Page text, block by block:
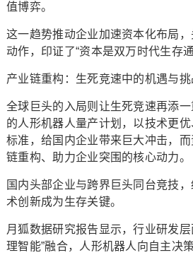
值博弈。
这一趋势推动企业加速资本化布局
动作，印证了“资本是双万时代生存
产业链重构：生死竞速中的机遇与挑
全球巨头的入局则让生死竞速再添
的人形机器人量产计划，以技术更
标准，给国内企业带来巨大冲击，
链重构、助力企业突围的核心动力。
国内头部企业与跨界巨头同台竞技
术创新成为生存关键。
月狐数据研究报告显示，行业研发
理智能”融合，人形机器人向自主决